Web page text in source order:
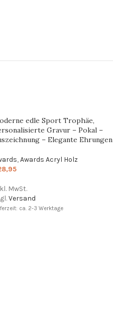
edle Sport Trophäe,
Gravur – Pokal –
– Elegante Ehrungen
, Awards Acryl Holz
MwSt.
Versand
ca. 2-3 Werktage